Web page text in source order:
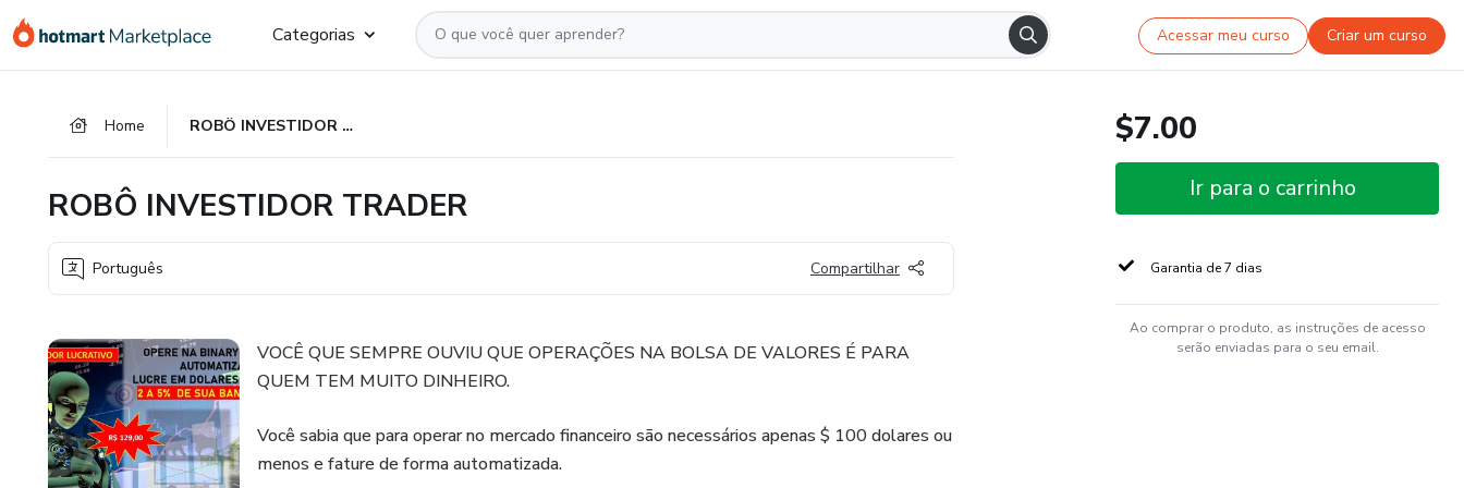
para
para
para
Categorias Acessar meu curso Criar um curso
Home ROBÔ INVESTIDOR TRADER
ROBÔ INVESTIDOR TRADER
Português Compartilhar
VOCÊ QUE SEMPRE OUVIU QUE OPERAÇÕES NA BOLSA DE VALORES É PARA
QUEM TEM MUITO DINHEIRO.
Você sabia que para operar no mercado financeiro são necessários apenas $ 100 dolares ou
menos e fature de forma automatizada.
$7.00
Ir para o carrinho
Garantia de 7 dias
Ao comprar o produto, as instruções de acesso
serão enviadas para o seu email.